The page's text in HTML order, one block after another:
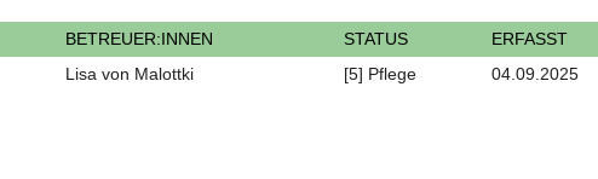
BETREUER:INNEN STATUS
ERFASST
Lisa von Malottki [5] Pflege 04.09.2025